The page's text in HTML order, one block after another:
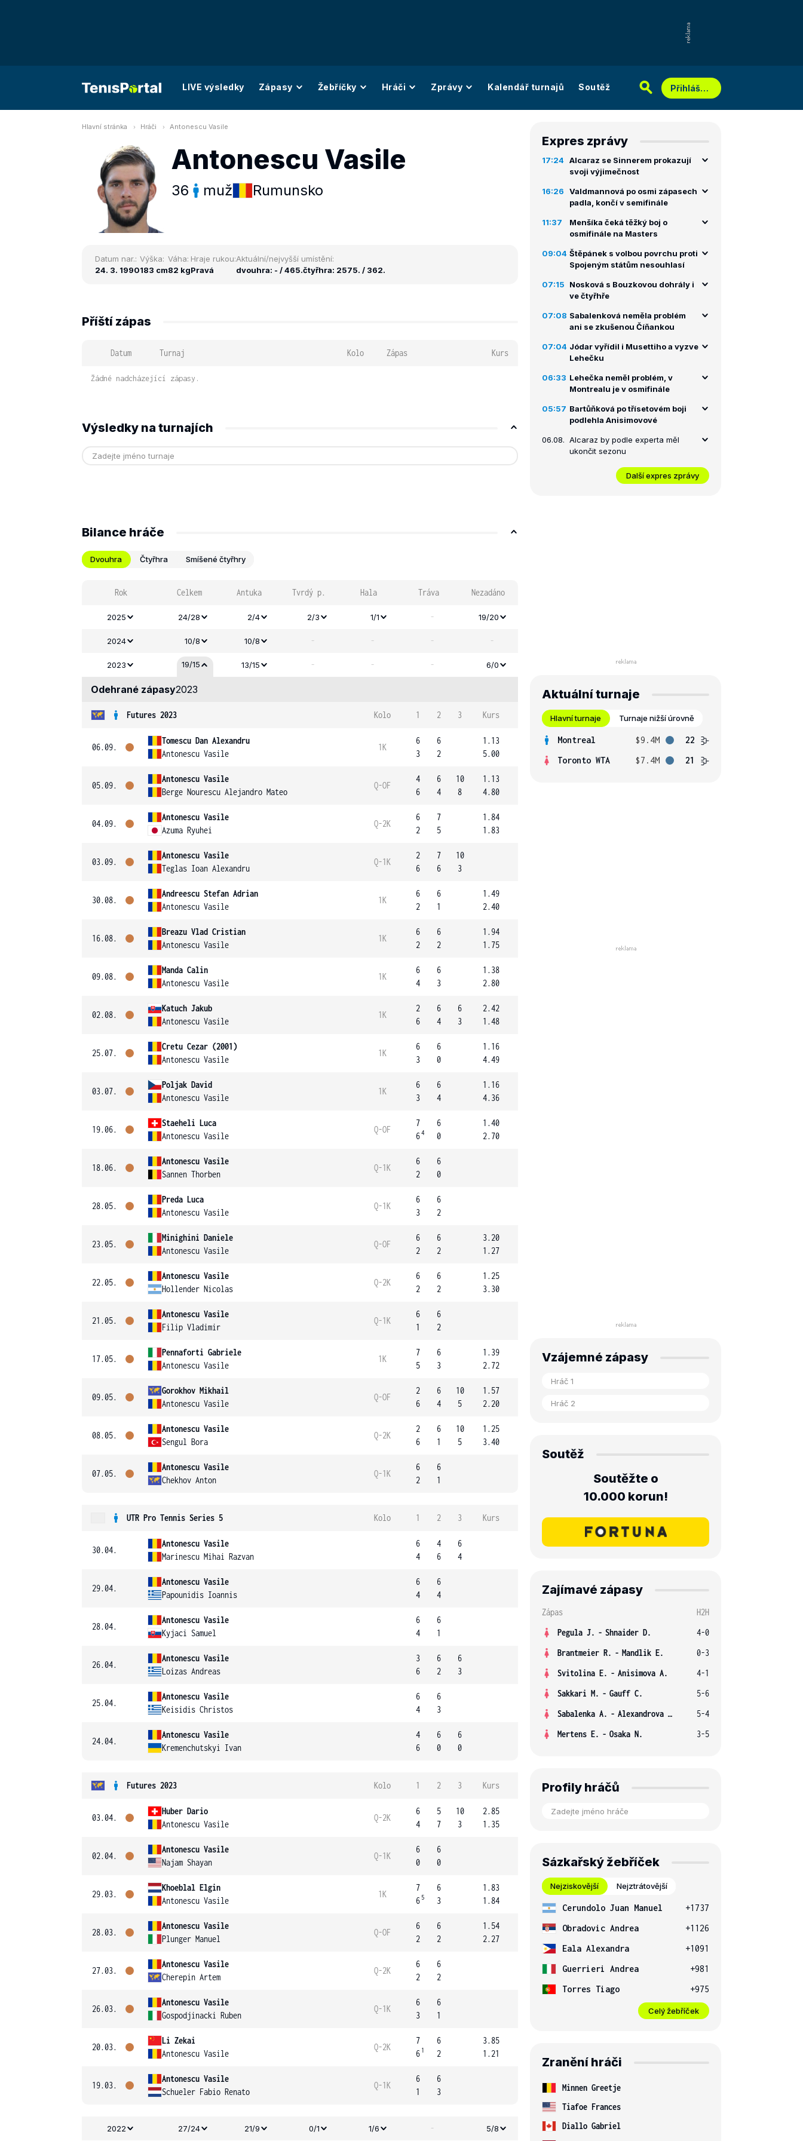
LIVE výsledky Zápasy Žebříčky Hráči Zprávy Kalendář turnajů Soutěž Přihlášení
Hlavní stránka Hráči Antonescu Vasile
Antonescu Vasile
36 muž Rumunsko
Datum nar.:
24. 3. 1990
Výška:
183 cm
Váha:
82 kg
Hraje rukou:
Pravá
Aktuální/nejvyšší umístění:
dvouhra: - / 465.čtyřhra: 2575. / 362.
Příští zápas
Datum Turnaj Kolo Zápas Kurs
Žádné nadcházející zápasy.
Výsledky na turnajích
Bilance hráče
Dvouhra Čtyřhra Smíšené čtyřhry
Rok Celkem Antuka Tvrdý p. Hala Tráva Nezadáno
2025 24/28 2/4 2/3 1/1 - 19/20
2024 10/8 10/8 - - - -
2023 19/15 13/15 - - - 6/0
Odehrané zápasy2023
Futures 2023 Kolo 1 2 3 Kurs
06.09.
Tomescu Dan Alexandru
Antonescu Vasile
1K
6
3
6
2
1.13
5.00
05.09.
Antonescu Vasile
Berge Nourescu Alejandro Mateo
Q-OF
4
6
6
4
10
8
1.13
4.80
04.09.
Antonescu Vasile
Azuma Ryuhei
Q-2K
6
2
7
5
1.84
1.83
03.09.
Antonescu Vasile
Teglas Ioan Alexandru
Q-1K
2
6
7
6
10
3
30.08.
Andreescu Stefan Adrian
Antonescu Vasile
1K
6
2
6
1
1.49
2.40
16.08.
Breazu Vlad Cristian
Antonescu Vasile
1K
6
2
6
2
1.94
1.75
09.08.
Manda Calin
Antonescu Vasile
1K
6
4
6
3
1.38
2.80
02.08.
Katuch Jakub
Antonescu Vasile
1K
2
6
6
4
6
3
2.42
1.48
25.07.
Cretu Cezar (2001)
Antonescu Vasile
1K
6
3
6
0
1.16
4.49
03.07.
Poljak David
Antonescu Vasile
1K
6
3
6
4
1.16
4.36
19.06.
Staeheli Luca
Antonescu Vasile
Q-OF
7
64
6
0
1.40
2.70
18.06.
Antonescu Vasile
Sannen Thorben
Q-1K
6
2
6
0
28.05.
Preda Luca
Antonescu Vasile
Q-1K
6
3
6
2
23.05.
Minighini Daniele
Antonescu Vasile
Q-OF
6
2
6
2
3.20
1.27
22.05.
Antonescu Vasile
Hollender Nicolas
Q-2K
6
2
6
2
1.25
3.30
21.05.
Antonescu Vasile
Filip Vladimir
Q-1K
6
1
6
2
17.05.
Pennaforti Gabriele
Antonescu Vasile
1K
7
5
6
3
1.39
2.72
09.05.
Gorokhov Mikhail
Antonescu Vasile
Q-OF
2
6
6
4
10
5
1.57
2.20
08.05.
Antonescu Vasile
Sengul Bora
Q-2K
2
6
6
1
10
5
1.25
3.40
07.05.
Antonescu Vasile
Chekhov Anton
Q-1K
6
2
6
1
UTR Pro Tennis Series 5 Kolo 1 2 3 Kurs
30.04.
Antonescu Vasile
Marinescu Mihai Razvan
6
4
4
6
6
4
29.04.
Antonescu Vasile
Papounidis Ioannis
6
4
6
4
28.04.
Antonescu Vasile
Kyjaci Samuel
6
4
6
1
26.04.
Antonescu Vasile
Loizas Andreas
3
6
6
2
6
3
25.04.
Antonescu Vasile
Keisidis Christos
6
4
6
3
24.04.
Antonescu Vasile
Kremenchutskyi Ivan
4
6
6
0
6
0
Futures 2023 Kolo 1 2 3 Kurs
03.04.
Huber Dario
Antonescu Vasile
Q-2K
6
4
5
7
10
3
2.85
1.35
02.04.
Antonescu Vasile
Najam Shayan
Q-1K
6
0
6
0
29.03.
Khoeblal Elgin
Antonescu Vasile
1K
7
6 5
6
3
1.83
1.84
28.03.
Antonescu Vasile
Plunger Manuel
Q-OF
6
2
6
2
1.54
2.27
27.03.
Antonescu Vasile
Cherepin Artem
Q-2K
6
2
6
2
26.03.
Antonescu Vasile
Gospodjinacki Ruben
Q-1K
6
3
6
1
20.03.
Li Zekai
Antonescu Vasile
Q-2K
7
6 1
6
2
3.85
1.21
19.03.
Antonescu Vasile
Schueler Fabio Renato
Q-1K
6
1
6
3
2022 27/24 21/9 0/1 1/6 - 5/8
Expres zprávy
17:24 Alcaraz se Sinnerem prokazují
svoji výjimečnost
16:26
Valdmannová po osmi zápasech
padla, končí v semifinále
11:37
Menšíka čeká těžký boj o
osmifinále na Masters
09:04 Štěpánek s volbou povrchu proti
Spojeným státům nesouhlasí
07:15
Nosková s Bouzkovou dohrály i
ve čtyřhře
07:08 Sabalenková neměla problém
ani se zkušenou Číňankou
07:04 Jódar vyřídil i Musettiho a vyzve
Lehečku
06:33 Lehečka neměl problém, v
Montrealu je v osmifinále
05:57 Bartůňková po třísetovém boji
podlehla Anisimovové
06.08. Alcaraz by podle experta měl
ukončit sezonu
Další expres zprávy
Aktuální turnaje
Hlavní turnaje Turnaje nižší úrovně
Montreal $9.4M
22
Toronto WTA
$7.4M 21
Vzájemné zápasy
Soutěž
Soutěžte o
10.000 korun!
Zajímavé zápasy
Zápas
H2H
Pegula J. - Shnaider D.
4-0
Brantmeier R. - Mandlik E.
0-3
Svitolina E. - Anisimova A.
4-1
Sakkari M. - Gauff C.
5-6
Sabalenka A. - Alexandrova E.
5-4
Mertens E. - Osaka N. 3-5
Profily hráčů
Sázkařský žebříček
Nejziskovější Nejztrátovější
Cerundolo Juan Manuel
+1737
Obradovic Andrea
+1126
Eala Alexandra
+1091
Guerrieri Andrea
+981
Torres Tiago
+975
Celý žebříček
Zranění hráči
Minnen Greetje
Tiafoe Frances
Diallo Gabriel